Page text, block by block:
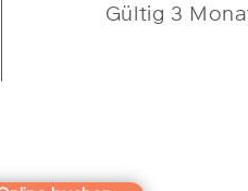
Gültig 3